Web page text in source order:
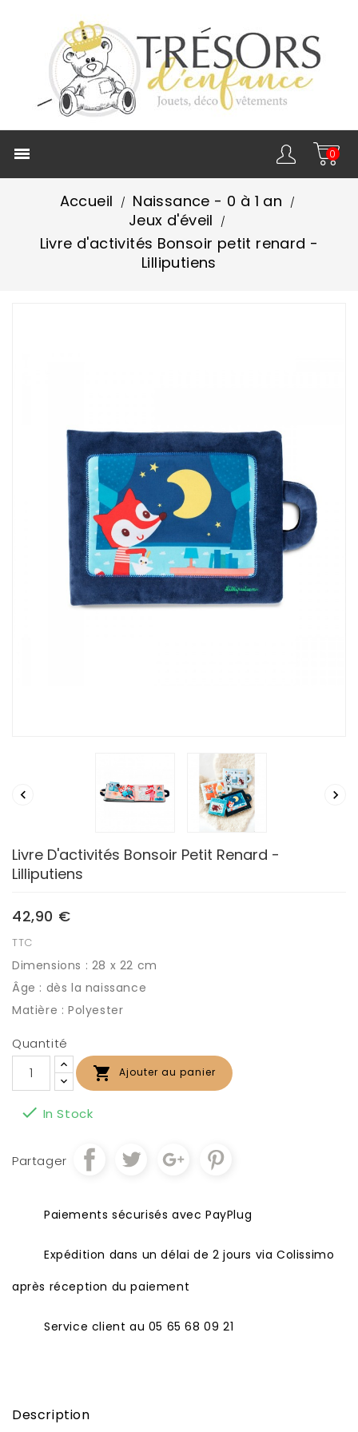
 0
Accueil
Naissance - 0 à 1 an
Jeux d'éveil
Livre d'activités Bonsoir petit renard -
Lilliputiens
 
Livre D'activités Bonsoir Petit Renard -
Lilliputiens
42,90 €
TTC
Dimensions : 28 x 22 cm
Âge : dès la naissance
Matière : Polyester
Quantité
 Ajouter au panier
 In Stock
Partager
Paiements sécurisés avec PayPlug
Expédition dans un délai de 2 jours via Colissimo
après réception du paiement
Service client au 05 65 68 09 21
Description